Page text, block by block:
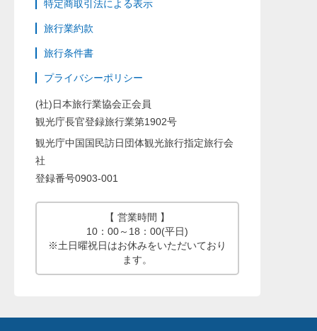
特定商取引法による表示
旅行業約款
旅行条件書
プライバシーポリシー
(社)日本旅行業協会正会員
観光庁長官登録旅行業第1902号
観光庁中国国民訪日団体観光旅行指定旅行会
社
登録番号0903-001
【 営業時間 】
10：00～18：00(平日)
※土日曜祝日はお休みをいただいており
ます。